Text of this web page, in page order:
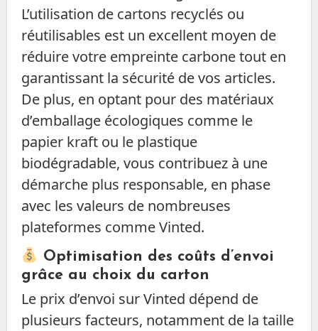
L’utilisation de cartons recyclés ou
réutilisables est un excellent moyen de
réduire votre empreinte carbone tout en
garantissant la sécurité de vos articles.
De plus, en optant pour des matériaux
d’emballage écologiques comme le
papier kraft ou le plastique
biodégradable, vous contribuez à une
démarche plus responsable, en phase
avec les valeurs de nombreuses
plateformes comme Vinted.
Optimisation des coûts d’envoi
grâce au choix du carton
Le prix d’envoi sur Vinted dépend de
plusieurs facteurs, notamment de la taille